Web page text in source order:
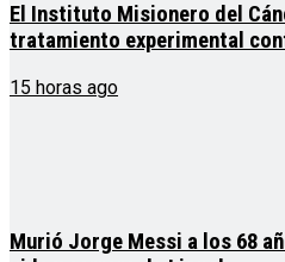
El Instituto Misionero del
tratamiento experimental
15 horas ago
Murió Jorge Messi a los 68